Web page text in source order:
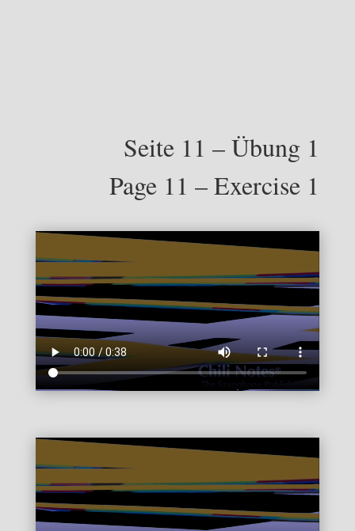
Seite 11 – Übung 1
Page 11 – Exercise 1